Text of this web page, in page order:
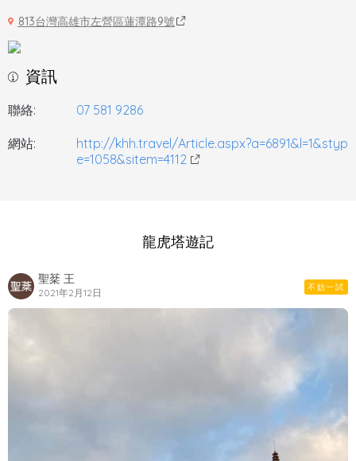
813台灣高雄市左營區蓮潭路9號
資訊
聯絡: 07 581 9286
網站:
http://khh.travel/Article.aspx?a=6891&l=1&styp
e=1058&sitem=4112
龍虎塔遊記
聖棻 王
2021年2月12日 不妨一試